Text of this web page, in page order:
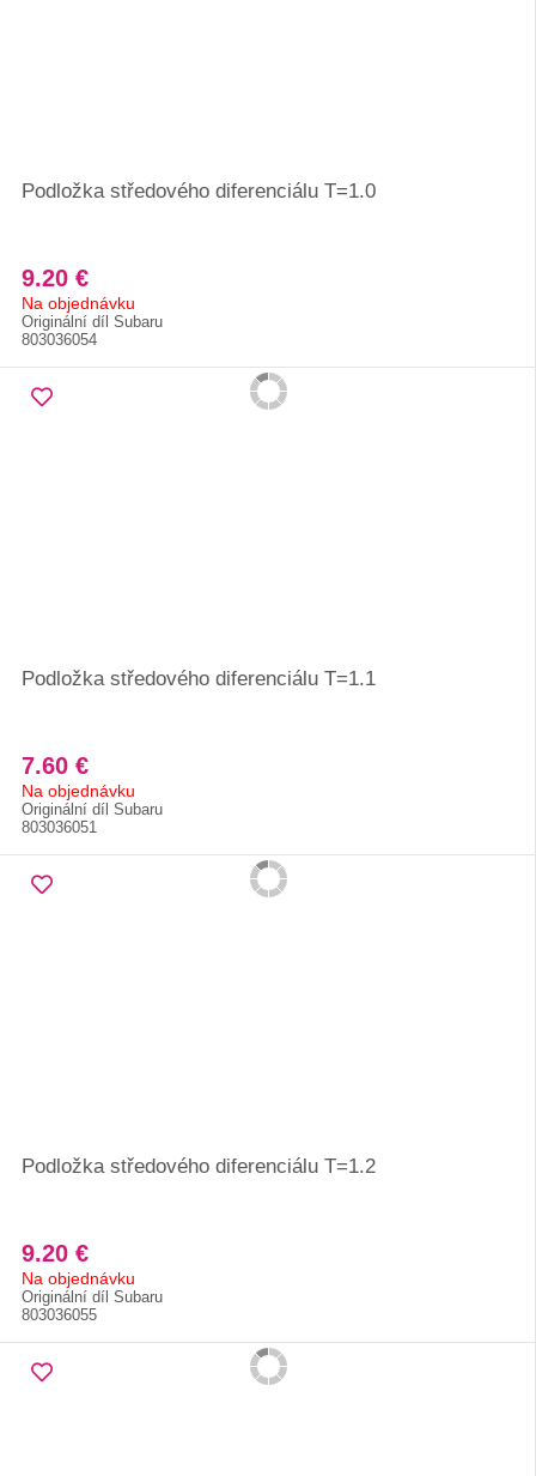
Podložka středového diferenciálu T=1.0
9.20 €
Na objednávku
Originální díl Subaru
803036054
Podložka středového diferenciálu T=1.1
7.60 €
Na objednávku
Originální díl Subaru
803036051
Podložka středového diferenciálu T=1.2
9.20 €
Na objednávku
Originální díl Subaru
803036055